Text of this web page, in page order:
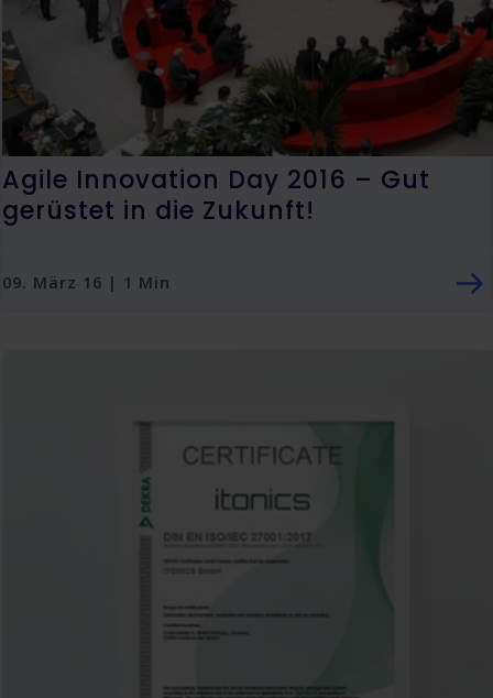
Agile Innovation Day 2016 – Gut
gerüstet in die Zukunft!
09. März 16 | 1 Min